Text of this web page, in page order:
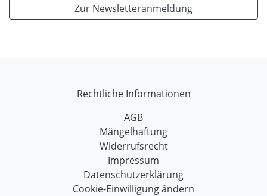
Zur Newsletteranmeldung
Rechtliche Informationen
AGB
Mängelhaftung
Widerrufsrecht
Impressum
Datenschutzerklärung
Cookie-Einwilligung ändern